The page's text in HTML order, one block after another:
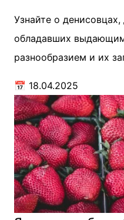
Узнайте о
обладавших
разнообразием и их
📅 18.04.2025